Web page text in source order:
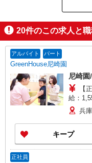
20件のこの求人と
アルバイト パート
GreenHouse尼崎園
尼崎
【
給：
兵
キープ
正社員